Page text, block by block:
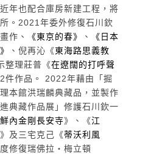
年也配合庫房新建工程，將
。2021年委外修復石川欽
作、 《東京的春》 、
《日本
、倪再沁《東海路思義教
整理莊普《在遼闊的打呼聲
件作品。 2022年藉由「掘
本館洪瑞麟典藏品，並製作
典藏作品展」修護石川欽一
內金剛長安寺》、《江
及三宅克己《蒂沃利風
修復瑞佛拉‧梅立頓